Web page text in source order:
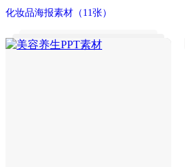
化妆品海报素材 （11张）